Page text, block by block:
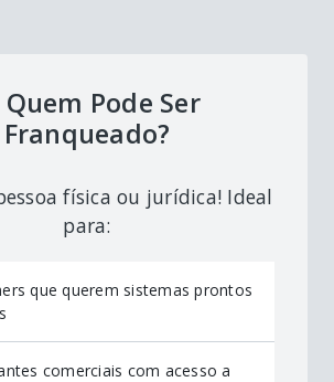
Quem Pode Ser
Franqueado?
física ou jurídica! Ideal
para:
que querem sistemas prontos
comerciais com acesso a